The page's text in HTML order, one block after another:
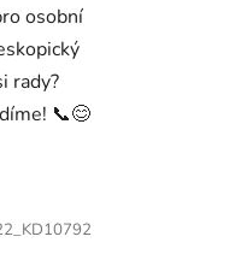
osobní
rady?
📞😊